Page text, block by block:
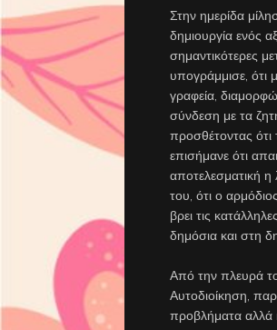
Στην ημερίδα
δημιουργία ενός
σημαντικότερες
υπογράμμισε, ότι
γραφεία,
σύνδεση με τα
προσθέτοντας ότι
επισήμανε ότι
αποτελεσματική
του, ότι ο
βρει τις
δημόσια και στη
Από την πλευρά
Αυτοδιοίκηση,
προβλήματα αλλά